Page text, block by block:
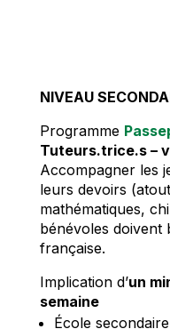
NIVEAU
Programme
Tuteurs.trice.s –
Accompagner les
leurs devoirs
mathématiques,
bénévoles doivent
française.
Implication d’un
semaine
École